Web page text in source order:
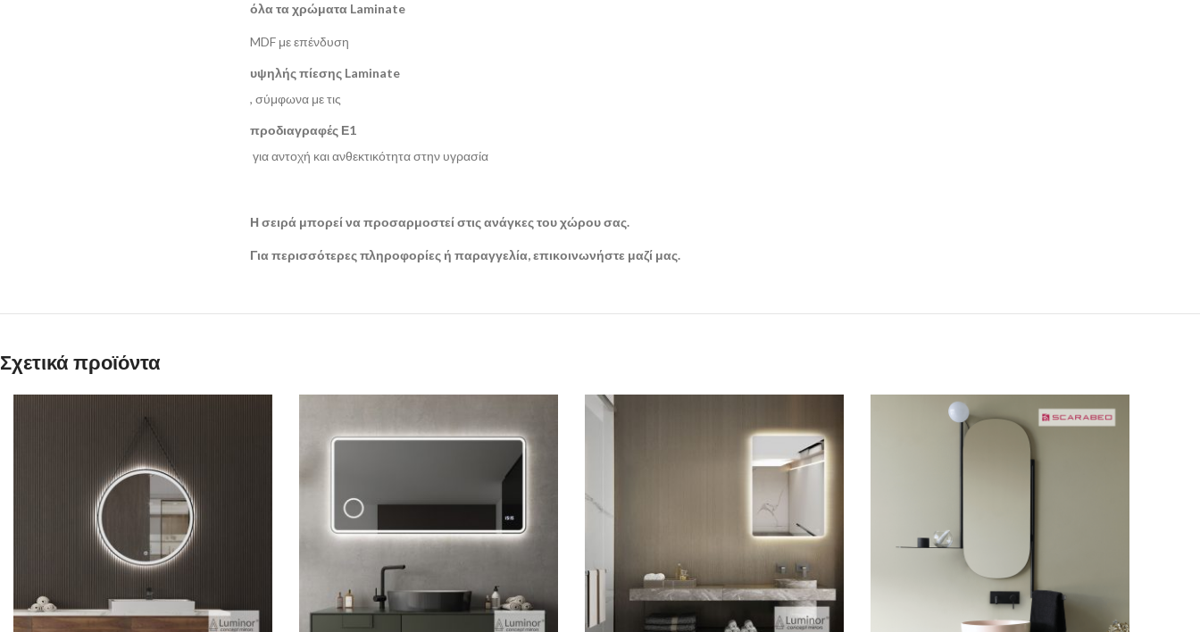
όλα τα χρώματα Laminate
MDF με επένδυση
υψηλής πίεσης Laminate
, σύμφωνα με τις
προδιαγραφές Ε1
για αντοχή και ανθεκτικότητα στην υγρασία
Η σειρά μπορεί να προσαρμοστεί στις ανάγκες του χώρου σας.
Για περισσότερες πληροφορίες ή παραγγελία, επικοινωνήστε μαζί μας.
Σχετικά προϊόντα